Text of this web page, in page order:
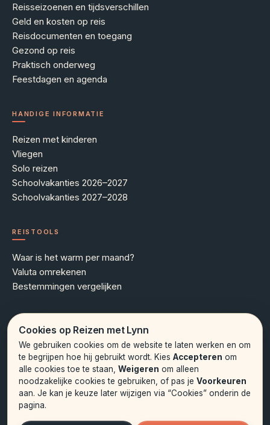
Reisseizoenen en tijdsverschillen
Geld en kosten op reis
Reisdocumenten en toegang
Gezond op reis
Praktisch onderweg
Feestdagen en agenda
HANDIGE INFORMATIE
Reizen met kinderen
Vliegen
Solo reizen
Schoolvakanties 2026–2027
Schoolvakanties 2027–2028
REISTOOLS
Waar is het warm per maand?
Valuta omrekenen
Bestemmingen vergelijken
MEER WETEN
Over Lynn
Contact
Hoe onze artikelen tot stand komen
Privacybeleid
Cookieverklaring
Cookies op Reizen met Lynn
We gebruiken cookies om de website te laten werken en om
te begrijpen hoe hij gebruikt wordt. Kies Accepteren om
alle cookies toe te staan, Weigeren om alleen
noodzakelijke cookies te gebruiken, of pas je Voorkeuren
aan. Je kan je keuze later wijzigen via “Cookies” onderin de
pagina.